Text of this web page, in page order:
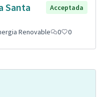
Santa
Acceptada
Renovable 0 0